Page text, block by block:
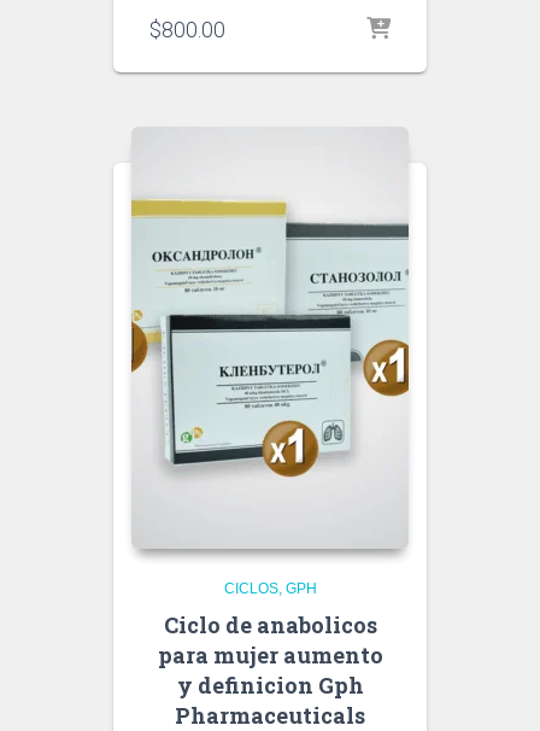
$800.00
CICLOS GPH
Ciclo de anabolicos
para mujer aumento
y definicion Gph
Pharmaceuticals